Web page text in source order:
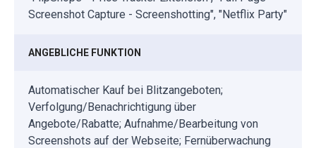
Screenshot Capture - Screenshotting", "Netflix Party"
ANGEBLICHE FUNKTION
Automatischer Kauf bei Blitzangeboten;
Verfolgung/Benachrichtigung über
Angebote/Rabatte; Aufnahme/Bearbeitung von
Screenshots auf der Webseite; Fernüberwachung